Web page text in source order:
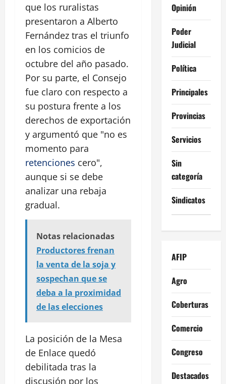
que los ruralistas
presentaron a Alberto
Fernández tras el triunfo
en los comicios de
octubre del año pasado.
Por su parte, el Consejo
fue claro con respecto a
su postura frente a los
derechos de exportación
y argumentó que "no es
momento para
retenciones cero",
aunque si se debe
analizar una rebaja
gradual.
Notas relacionadas
Productores frenan
la venta de la soja y
sospechan que se
deba a la proximidad
de las elecciones
La posición de la Mesa
de Enlace quedó
debilitada tras la
discusión por los
Opinión
Poder
Judicial
Política
Principales
Provincias
Servicios
Sin
categoría
Sindicatos
AFIP
Agro
Coberturas
Comercio
Congreso
Destacados